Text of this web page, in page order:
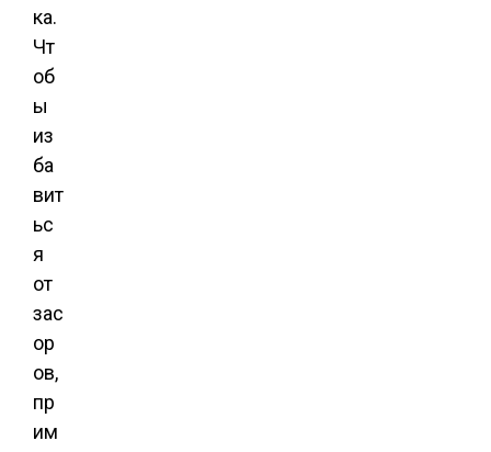
ка.
Чт
об
ы
из
ба
вит
ьс
я
от
зас
ор
ов,
пр
им